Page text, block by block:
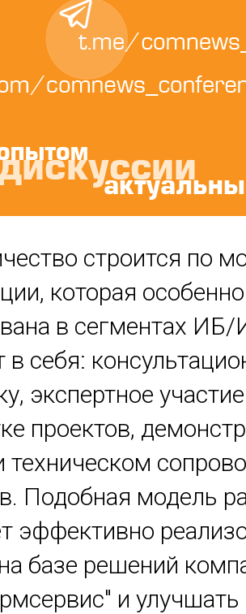
строится по
которая особенно
в сегментах ИБ/
в себя:
экспертное
проектов,
техническом
Подобная модель
эффективно
базе решений
и улучшать